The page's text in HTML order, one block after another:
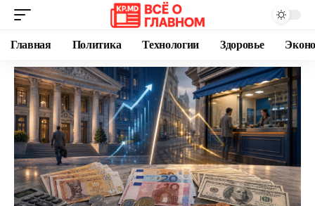
Главная Политика Технологии Здоровье